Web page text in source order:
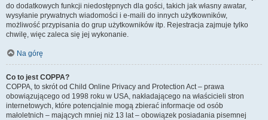
do dodatkowych funkcji niedostępnych dla gości, takich jak własny awatar,
wysyłanie prywatnych wiadomości i e-maili do innych użytkowników,
możliwość przypisania do grup użytkowników itp. Rejestracja zajmuje tylko
chwilę, więc zaleca się jej wykonanie.
Na górę
Co to jest COPPA?
COPPA, to skrót od Child Online Privacy and Protection Act – prawa
obowiązującego od 1998 roku w USA, nakładającego na właścicieli stron
internetowych, które potencjalnie mogą zbierać informacje od osób
małoletnich – mających mniej niż 13 lat – obowiązek posiadania pisemnej